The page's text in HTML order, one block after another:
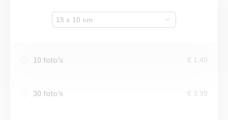
15 x 10 cm
10 foto’s € 1,49
30 foto’s € 3,99